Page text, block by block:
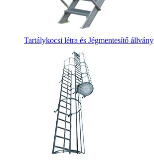
Tartálykocsi létra és Jégmentesítő állvány